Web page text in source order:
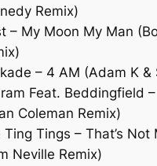
Remix)
– My Moon My Man
– 4 AM (Adam K &
Feat. Beddingfield
Coleman Remix)
Ting Tings – That’s Not
Neville Remix)